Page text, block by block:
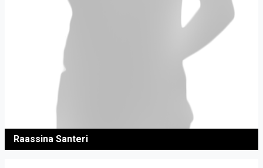
Raassina Santeri